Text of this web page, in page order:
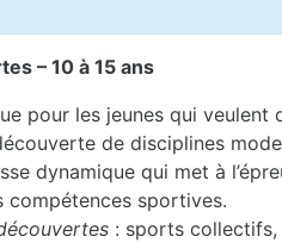
– 10 à 15 ans
pour les jeunes qui veulent
de disciplines
dynamique qui met à
compétences sportives.
: sports collectifs,